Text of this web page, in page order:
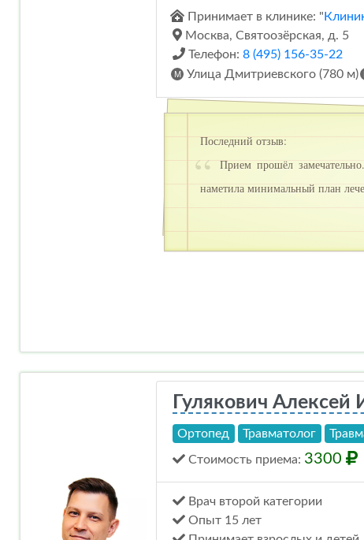
Принимает в клинике: "
Москва, Святоозёрская, д. 5
Телефон: 8 (495) 156-35-22
Улица Дмитриевского (780 м)
Последний отзыв:
Прием прошёл
наметила минимальный план
Гулякович Алексей
Ортопед Травматолог
Стоимость приема: 3300
Врач второй категории
Опыт 15 лет